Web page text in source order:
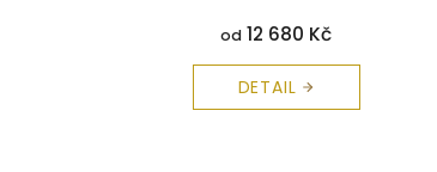
od 12 680 Kč
DETAIL